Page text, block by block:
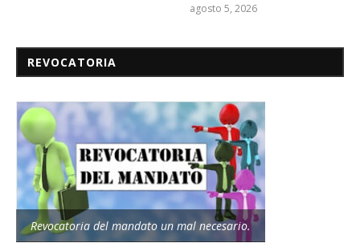
agosto 5, 2026
REVOCATORIA
Revocatoria del mandato un mal necesario.